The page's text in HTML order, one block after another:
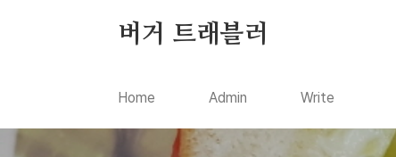
버거 트래블러
Home Admin Write